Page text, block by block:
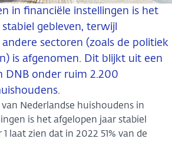
in financiële instellingen is het
gebleven, terwijl
sectoren (zoals de politiek
is afgenomen. Dit blijkt uit een
DNB onder ruim 2.200
Nederlandse huishoudens in
is het afgelopen jaar stabiel
laat zien dat in 2022 51% van de